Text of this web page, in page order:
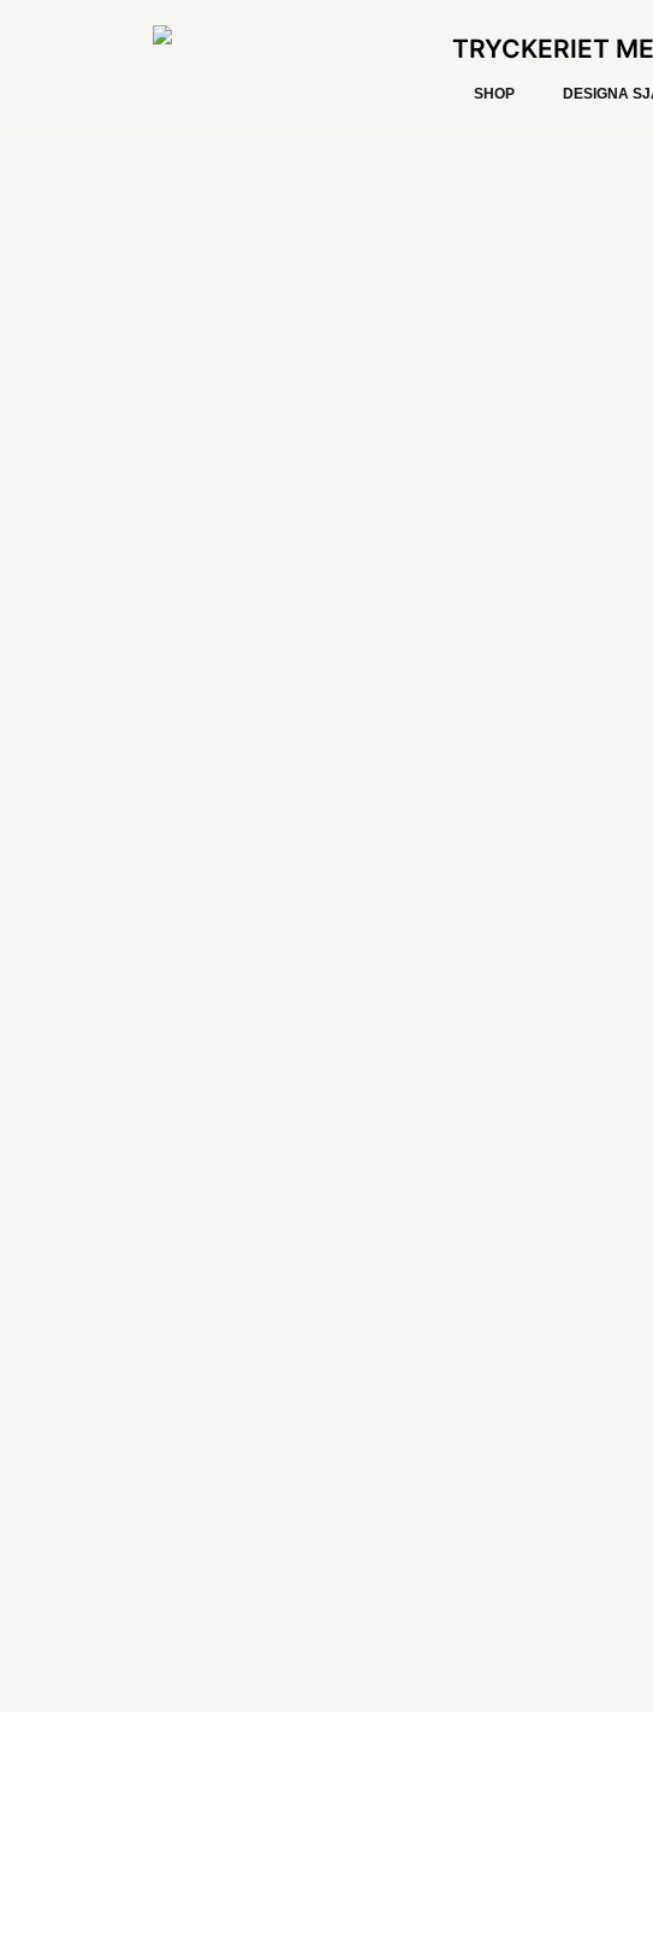
TRYCKERIET
SHOP DESIGNA